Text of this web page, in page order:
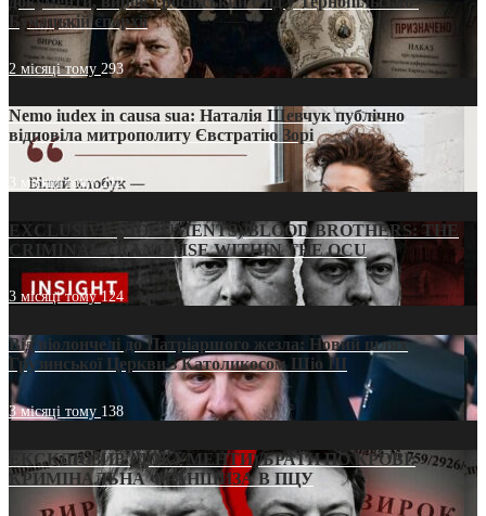
Бучацькій єпархії
2 місяці тому 293
Nemo iudex in causa sua: Наталія Шевчук публічно
відповіла митрополиту Євстратію Зорі
3 місяці тому212
EXCLUSIVE (DOCUMENTS)/BLOOD BROTHERS: THE
CRIMINAL FRANCHISE WITHIN THE OCU
3 місяці тому124
Від віолончелі до Патріаршого жезла: Новий шлях
Грузинської Церкви з Католикосом Шіо III
3 місяці тому 138
ЕКСКЛЮЗИВ (ДОКУМЕНТИ)/БРАТИ ПО КРОВІ:
КРИМІНАЛЬНА ФРАНШИЗА В ПЦУ